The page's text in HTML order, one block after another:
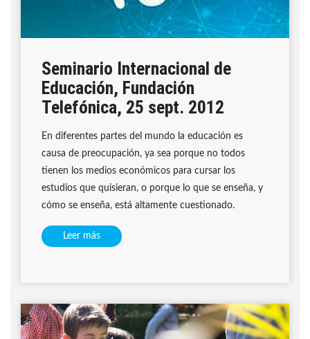
Seminario Internacional de
Educación, Fundación
Telefónica, 25 sept. 2012
En diferentes partes del mundo la educación es
causa de preocupación, ya sea porque no todos
tienen los medios económicos para cursar los
estudios que quisieran, o porque lo que se enseña, y
cómo se enseña, está altamente cuestionado.
Leer más